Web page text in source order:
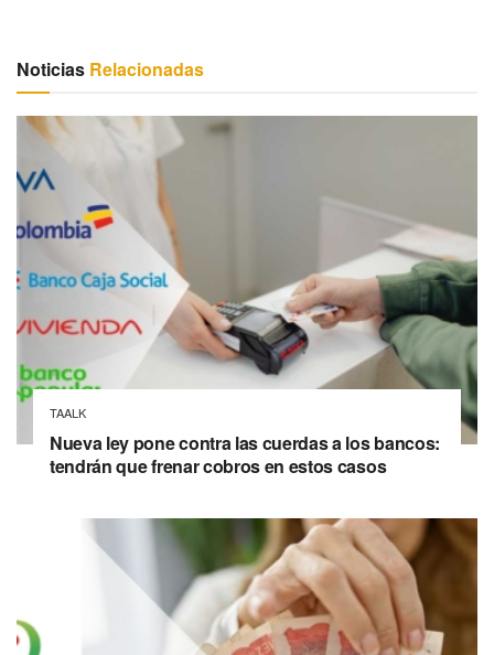
Noticias Relacionadas
TAALK
Nueva ley pone contra las cuerdas a los bancos:
tendrán que frenar cobros en estos casos